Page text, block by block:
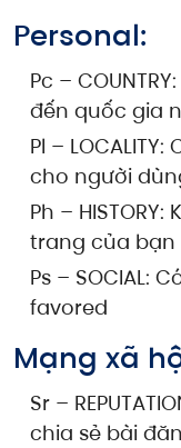
Personal:
Pc –
đến quốc gia
Pl –
cho người
Ph –
trang của bạn
Ps – SOCIAL:
favored
Mạng xã
Sr –
chia sẻ bài